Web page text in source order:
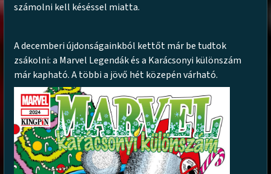
számolni kell késéssel miatta.
A decemberi újdonságainkból kettőt már be tudtok
zsákolni: a Marvel Legendák és a Karácsonyi különszám
már kapható. A többi a jövő hét közepén várható.